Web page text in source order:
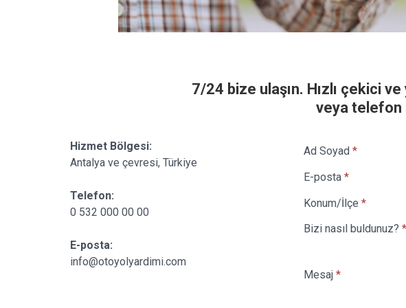
7/24 bize ulaşın. Hızlı çekici
veya telefon
Hizmet Bölgesi:
Antalya ve çevresi, Türkiye
Telefon:
0 532 000 00 00
E-posta:
info@otoyolyardimi.com
Ad Soyad *
E-posta *
Konum/İlçe *
Bizi nasıl buldunuz? *
Mesaj *